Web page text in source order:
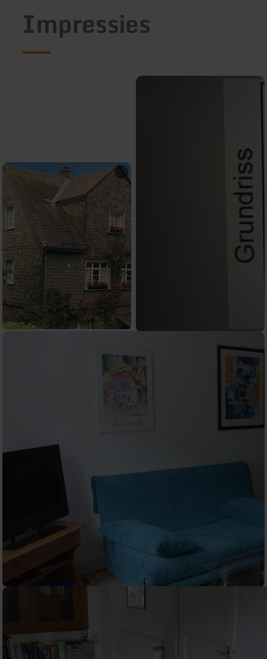
Impressies